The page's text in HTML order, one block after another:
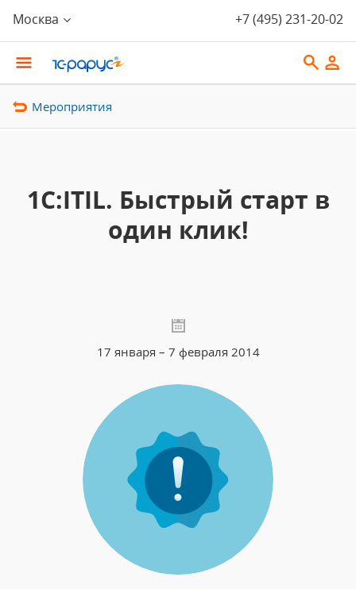
Москва +7 (495) 231-20-02
Мероприятия
1C:ITIL. Быстрый старт в
один клик!
17 января – 7 февраля 2014